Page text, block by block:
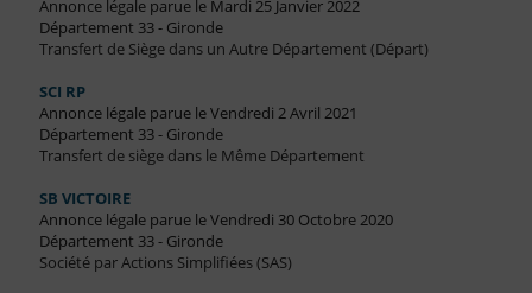
Annonce légale parue le Mardi 25 Janvier 2022
Département 33 - Gironde
Transfert de Siège dans un Autre Département (Départ)
SCI RP
Annonce légale parue le Vendredi 2 Avril 2021
Département 33 - Gironde
Transfert de siège dans le Même Département
SB VICTOIRE
Annonce légale parue le Vendredi 30 Octobre 2020
Département 33 - Gironde
Société par Actions Simplifiées (SAS)